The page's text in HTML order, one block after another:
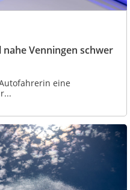
Venningen schwer
eine